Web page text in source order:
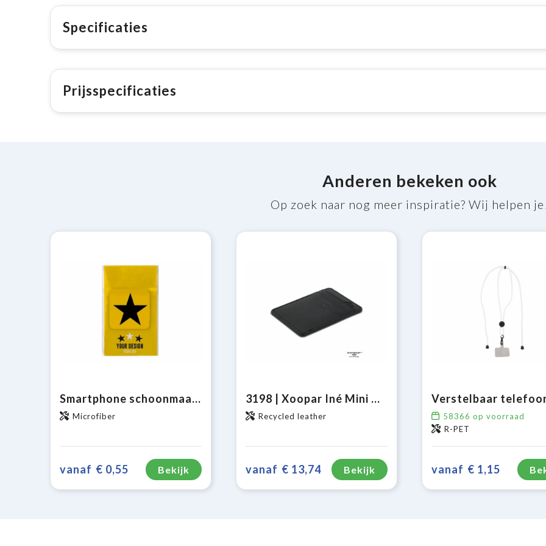
Specificaties
Prijsspecificaties
Anderen bekeken ook
Op zoek naar nog meer inspiratie? Wij helpen
Smartphone schoonmaakdoekje met antibacteriële bestanddelen sticky
Microfiber
vanaf € 0,55 Bekijk
3198 | Xoopar Iné Mini NFC Wallet Recycled Leather
Recycled leather
vanaf € 13,74 Bekijk
58366 op voorraad
R-PET
vanaf € 1,15